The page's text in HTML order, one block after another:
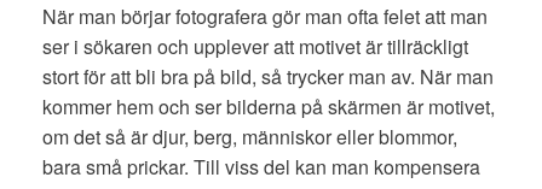
När man börjar fotografera gör man ofta felet att man
ser i sökaren och upplever att motivet är tillräckligt
stort för att bli bra på bild, så trycker man av. När man
kommer hem och ser bilderna på skärmen är motivet,
om det så är djur, berg, människor eller blommor,
bara små prickar. Till viss del kan man kompensera